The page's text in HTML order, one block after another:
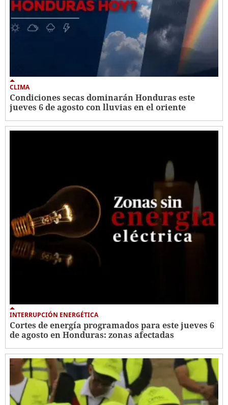
CLIMA
Condiciones secas dominarán Honduras este
jueves 6 de agosto con lluvias en el oriente
INTERRUPCIÓN ENERGÉTICA
Cortes de energía programados para este jueves 6
de agosto en Honduras: zonas afectadas